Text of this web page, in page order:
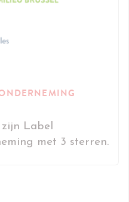
Label
met 3 sterren.